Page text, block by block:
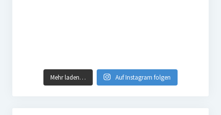
Mehr laden… Auf Instagram folgen